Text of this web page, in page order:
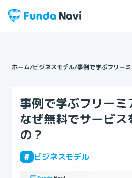
ホーム/ビジネスモデル/事例で学ぶフリー
事例で学ぶフリーミ
なぜ無料でサービス
の？
# ビジネスモデル